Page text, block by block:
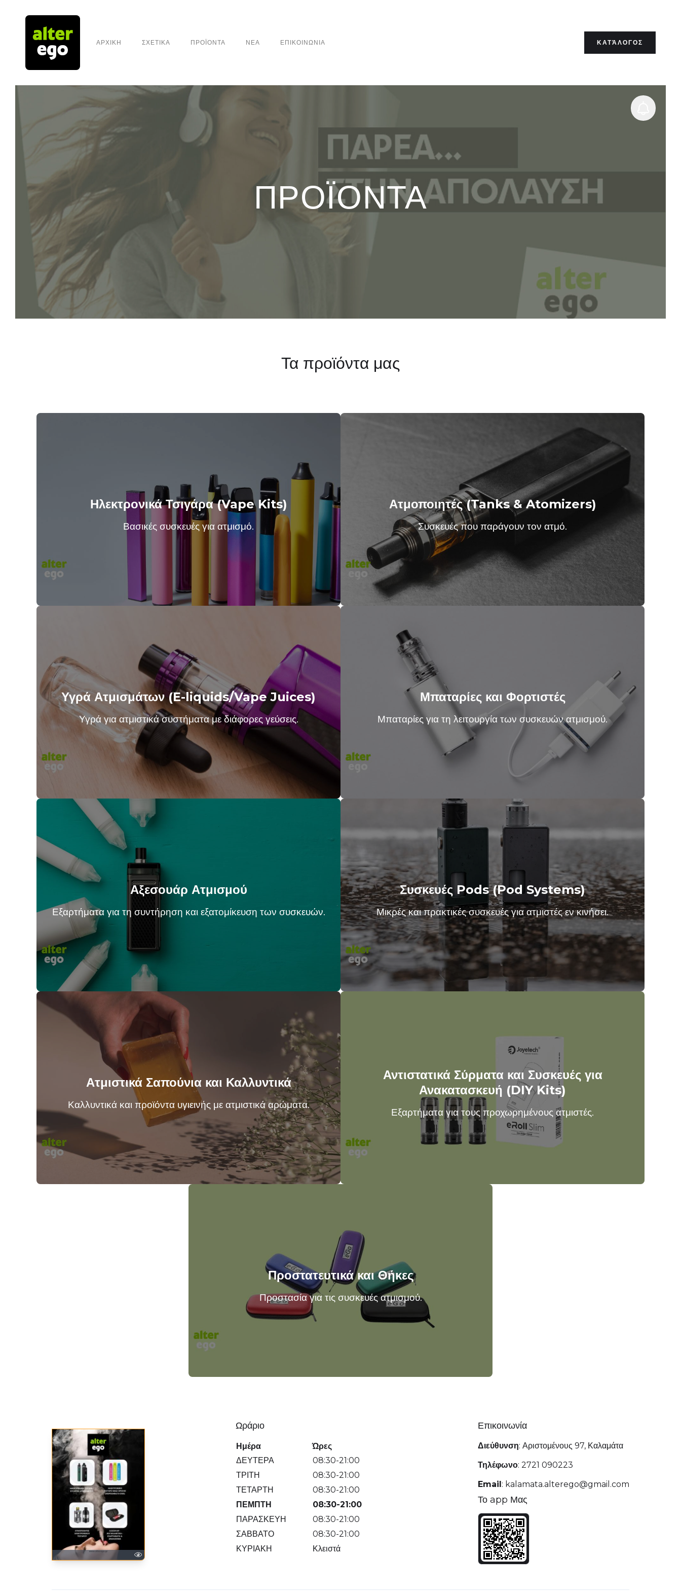
ΑΡΧΙΚΗ ΣΧΕΤΙΚΑ ΠΡΟΪΟΝΤΑ ΝΕΑ ΕΠΙΚΟΙΝΩΝΙΑ ΚΑΤΆΛΟΓΟΣ
ΠΡΟΪΟΝΤΑ
Τα προϊόντα μας
Ηλεκτρονικά Τσιγάρα (Vape Kits)
Βασικές συσκευές για ατμισμό.
Ατμοποιητές (Tanks & Atomizers)
Συσκευές που παράγουν τον ατμό.
Υγρά Ατμισμάτων (E-liquids/Vape Juices)
Υγρά για ατμιστικά συστήματα με διάφορες γεύσεις.
Μπαταρίες και Φορτιστές
Μπαταρίες για τη λειτουργία των συσκευών ατμισμού.
Αξεσουάρ Ατμισμού
Εξαρτήματα για τη συντήρηση και εξατομίκευση των συσκευών.
Συσκευές Pods (Pod Systems)
Μικρές και πρακτικές συσκευές για ατμιστές εν κινήσει.
Ατμιστικά Σαπούνια και Καλλυντικά
Καλλυντικά και προϊόντα υγιεινής με ατμιστικά αρώματα.
Αντιστατικά Σύρματα και Συσκευές για
Ανακατασκευή (DIY Kits)
Εξαρτήματα για τους προχωρημένους ατμιστές.
Προστατευτικά και Θήκες
Προστασία για τις συσκευές ατμισμού.
Ωράριο
Ημέρα
Ώρες
ΔΕΥΤΕΡΑ
08:30-21:00
ΤΡΙΤΗ
08:30-21:00
ΤΕΤΑΡΤΗ
08:30-21:00
ΠΕΜΠΤΗ
08:30-21:00
ΠΑΡΑΣΚΕΥΗ
08:30-21:00
ΣΑΒΒΑΤΟ
08:30-21:00
ΚΥΡΙΑΚΗ
Κλειστά
Επικοινωνία
Διεύθυνση: Αριστομένους 97, Καλαμάτα
Τηλέφωνο: 2721 090223
Email: kalamata.alterego@gmail.com
Το app Μας